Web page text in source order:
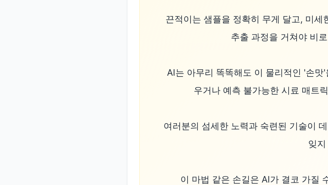
끈적이는 샘플을 정확히 무게 달고, 미
추출 과정을 거쳐야 비
AI는 아무리 똑똑해도 이 물리적인 '손
우거나 예측 불가능한 시료 매트
여러분의 섬세한 노력과 숙련된 기술이
잊
이 마법 같은 손길은 AI가 결코 가질